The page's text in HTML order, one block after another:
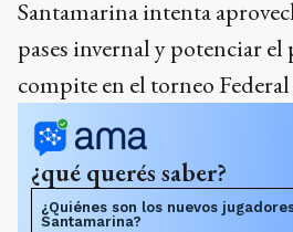
Santamarina intenta
pases invernal y potenciar
compite en el torneo
¿qué querés saber?
¿Quiénes son los nuevos
Santamarina?